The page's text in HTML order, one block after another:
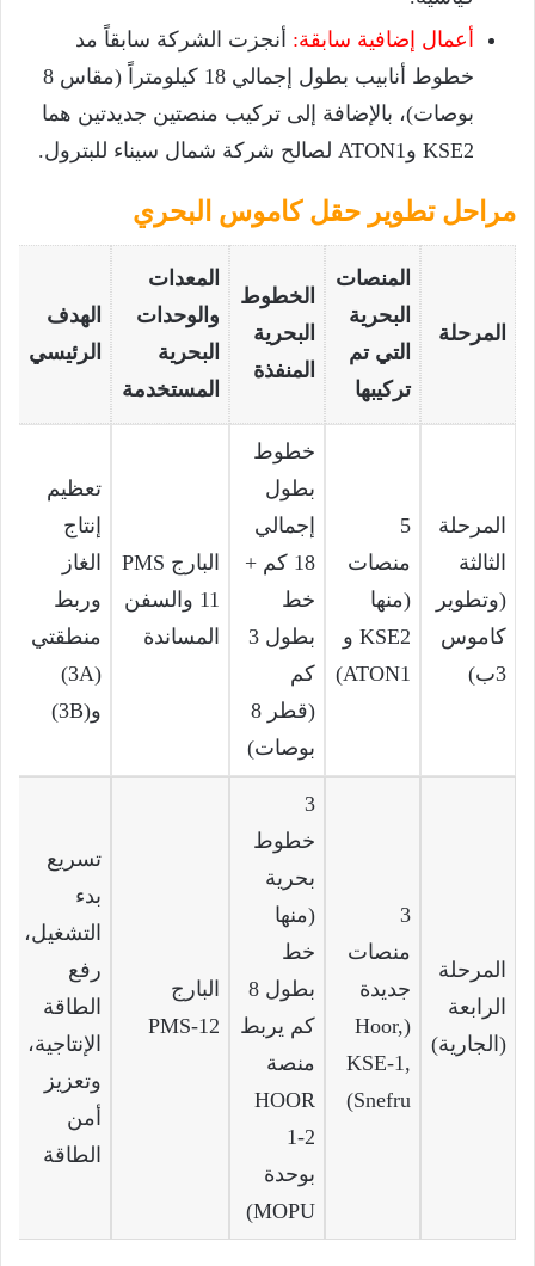
أعمال إضافية سابقة: أنجزت الشركة سابقاً مد
خطوط أنابيب بطول إجمالي 18 كيلومتراً (مقاس 8
بوصات)، بالإضافة إلى تركيب منصتين جديدتين هما
KSE2 وATON1 لصالح شركة شمال سيناء للبترول.
مراحل تطوير حقل كاموس البحري
المرحلة
المنصات
البحرية
التي تم
تركيبها
الخطوط
البحرية
المنفذة
المعدات
والوحدات
البحرية
المستخدمة
الهدف
الرئيسي
المرحلة
الثالثة
(وتطوير
كاموس
3ب)
5
منصات
(منها
KSE2 و
ATON1)
خطوط
بطول
إجمالي
18 كم +
خط
بطول 3
كم
(قطر 8
بوصات)
البارج PMS
11 والسفن
المساندة
تعظيم
إنتاج
الغاز
وربط
منطقتي
(3A)
و(3B)
المرحلة
الرابعة
(الجارية)
3
منصات
جديدة
(Hoor,
KSE-1,
Snefru)
3
خطوط
بحرية
(منها
خط
بطول 8
كم يربط
منصة
HOOR
1-2
بوحدة
MOPU)
البارج
PMS-12
تسريع
بدء
التشغيل،
رفع
الطاقة
الإنتاجية،
وتعزيز
أمن
الطاقة